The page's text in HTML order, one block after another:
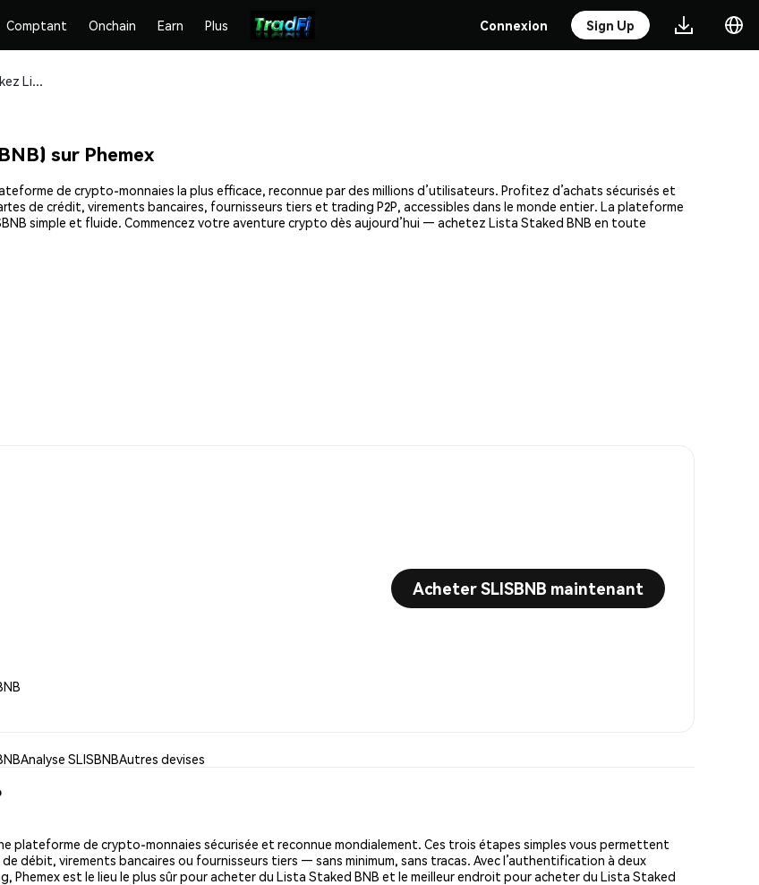
Comptant Onchain Earn Plus Connexion Sign Up
Achetez et stockez Lista Staked BNB (SLISBNB) en toute sécurité
sur Phemex
de crypto-monnaies la plus efficace, reconnue par des millions d’utilisateurs. Profitez d’achats sécurisés et
de crédit, virements bancaires, fournisseurs tiers et trading P2P, accessibles dans le monde entier. La plateforme
simple et fluide. Commencez votre aventure crypto dès aujourd’hui — achetez Lista Staked BNB en toute
Acheter SLISBNB maintenant
Analyse SLISBNBAutres devises
plateforme de crypto-monnaies sécurisée et reconnue mondialement. Ces trois étapes simples vous permettent
débit, virements bancaires ou fournisseurs tiers — sans minimum, sans tracas. Avec l’authentification à deux
Phemex est le lieu le plus sûr pour acheter du Lista Staked BNB et le meilleur endroit pour acheter du Lista Staked